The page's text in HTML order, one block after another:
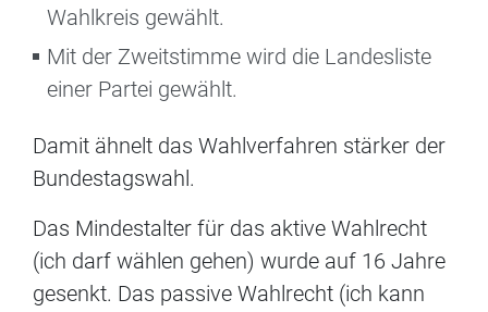
Wahlkreis ge­wählt.
Mit der Zweitstimme wird die Lan­desliste
einer Partei gewählt.
Damit ähnelt das Wahlverfahren stär­ker der
Bundestagswahl.
Das Mindestalter für das aktive Wahl­recht
(ich darf wählen gehen) wurde auf 16 Jahre
gesenkt. Das passive Wahlrecht (ich kann